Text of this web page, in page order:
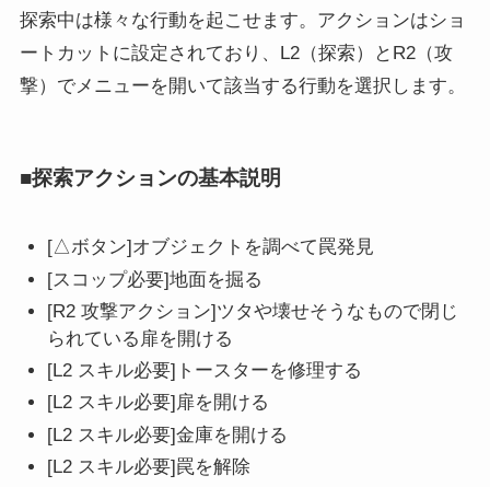
探索中は様々な行動を起こせます。アクションはショ
ートカットに設定されており、L2（探索）とR2（攻
撃）でメニューを開いて該当する行動を選択します。
■探索アクションの基本説明
[△ボタン]オブジェクトを調べて罠発見
[スコップ必要]地面を掘る
[R2 攻撃アクション]ツタや壊せそうなもので閉じ
られている扉を開ける
[L2 スキル必要]トースターを修理する
[L2 スキル必要]扉を開ける
[L2 スキル必要]金庫を開ける
[L2 スキル必要]罠を解除